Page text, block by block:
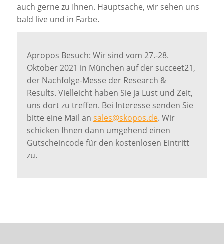
auch gerne zu Ihnen. Hauptsache, wir sehen uns
bald live und in Farbe.
Apropos Besuch: Wir sind vom 27.-28.
Oktober 2021 in München auf der succeet21,
der Nachfolge-Messe der Research &
Results. Vielleicht haben Sie ja Lust und Zeit,
uns dort zu treffen. Bei Interesse senden Sie
bitte eine Mail an sales@skopos.de. Wir
schicken Ihnen dann umgehend einen
Gutscheincode für den kostenlosen Eintritt
zu.